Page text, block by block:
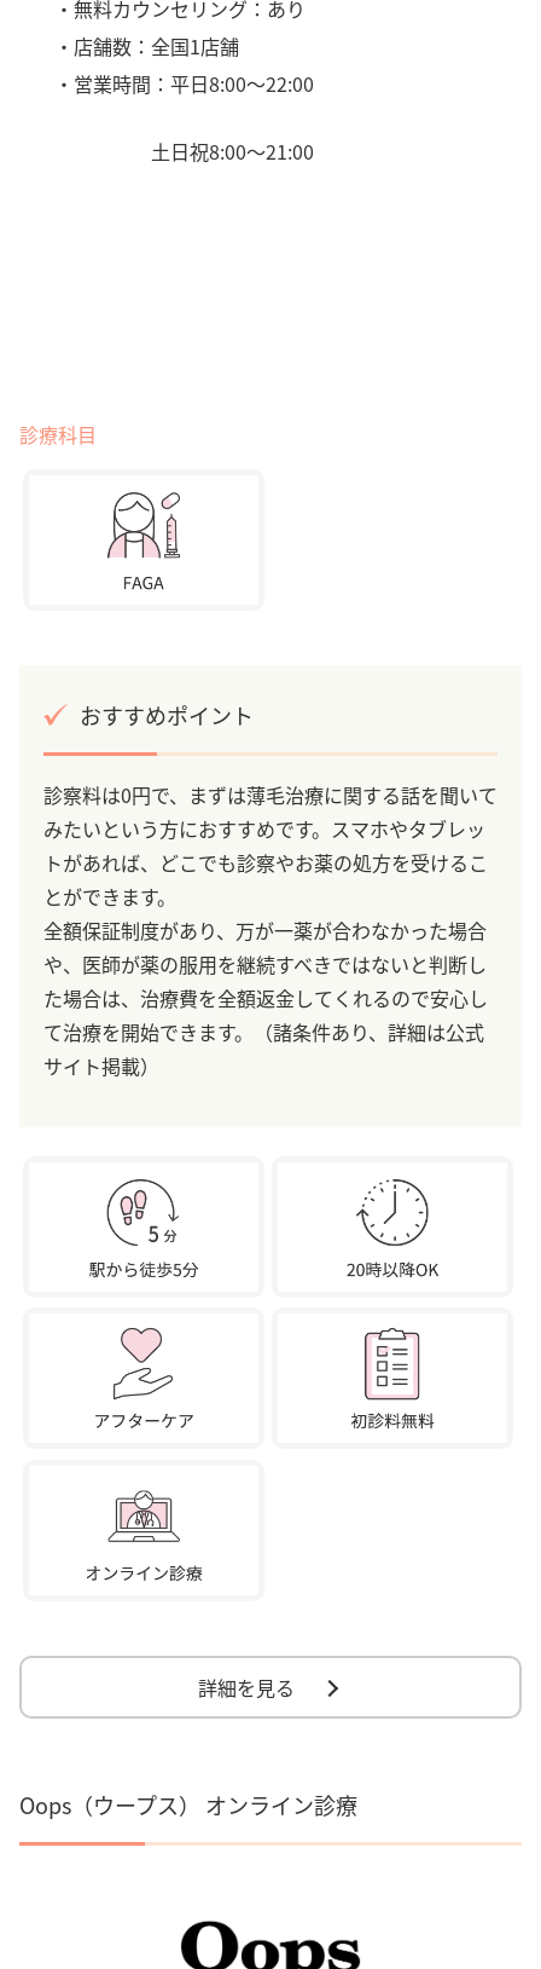
・無料カウンセリング：あり
・店舗数：全国1店舗
・営業時間：平日8:00〜22:00
土日祝8:00〜21:00
診療科目
おすすめポイント
診察料は0円で、まずは薄毛治療に関する話を聞いて
みたいという方におすすめです。スマホやタブレッ
トがあれば、どこでも診察やお薬の処方を受けるこ
とができます。
全額保証制度があり、万が一薬が合わなかった場合
や、医師が薬の服用を継続すべきではないと判断し
た場合は、治療費を全額返金してくれるので安心し
て治療を開始できます。（諸条件あり、詳細は公式
サイト掲載）
詳細を見る
Oops（ウープス） オンライン診療